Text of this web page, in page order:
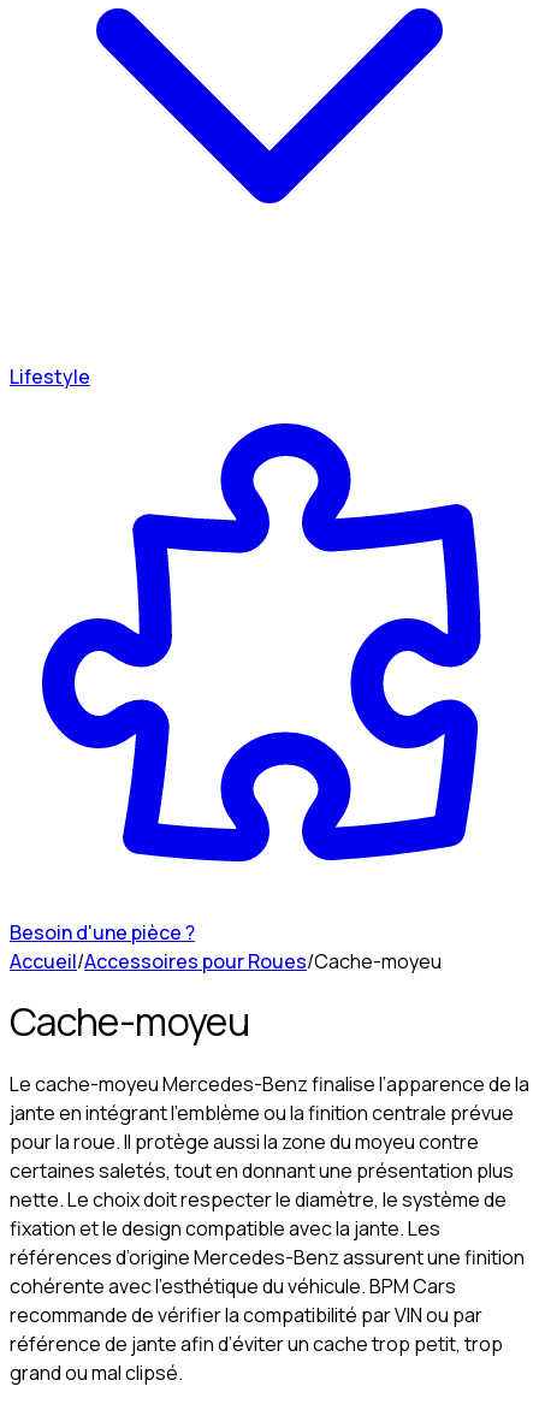
Lifestyle
Besoin d'une pièce ?
Accueil/Accessoires pour Roues/Cache-moyeu
Cache-moyeu
Le cache-moyeu Mercedes-Benz finalise l’apparence de la
jante en intégrant l’emblème ou la finition centrale prévue
pour la roue. Il protège aussi la zone du moyeu contre
certaines saletés, tout en donnant une présentation plus
nette. Le choix doit respecter le diamètre, le système de
fixation et le design compatible avec la jante. Les
références d’origine Mercedes-Benz assurent une finition
cohérente avec l’esthétique du véhicule. BPM Cars
recommande de vérifier la compatibilité par VIN ou par
référence de jante afin d’éviter un cache trop petit, trop
grand ou mal clipsé.